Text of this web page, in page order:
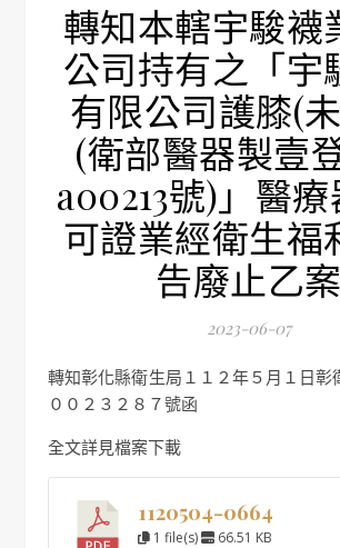
轉知本轄宇駿襪
公司持有之「宇
有限公司護膝(
(衛部醫器製壹
a00213號)」醫
可證業經衛生福
告廢止乙案
2023-06-07
轉知彰化縣衛生局１１２年５月１日彰衛藥字第１１２
００２３２８７號函
全文詳見檔案下載
1120504-0664
1 file(s) 66.51 KB